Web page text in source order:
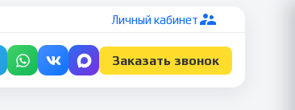
Личный кабинет
Заказать звонок